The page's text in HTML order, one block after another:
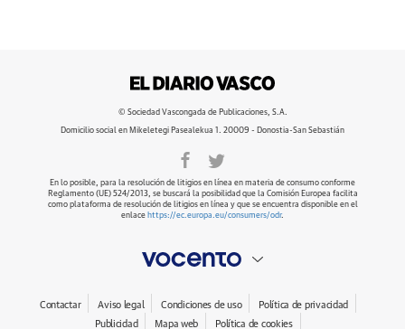
© Sociedad Vascongada de Publicaciones, S.A.
Domicilio social en Mikeletegi Pasealekua 1. 20009 - Donostia-San Sebastián
En lo posible, para la resolución de litigios en línea en materia de consumo conforme
Reglamento (UE) 524/2013, se buscará la posibilidad que la Comisión Europea facilita
como plataforma de resolución de litigios en línea y que se encuentra disponible en el
enlace https://ec.europa.eu/consumers/odr.
Contactar Aviso legal Condiciones de uso
Política de privacidad
Publicidad
Mapa web Política de cookies